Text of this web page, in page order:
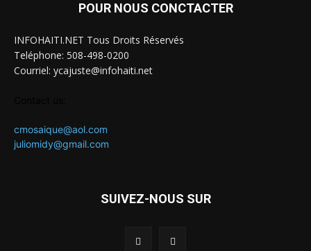
POUR NOUS CONCTACTER
INFOHAITI.NET Tous Droits Réservés
Teléphone: 508-498-0200
Courriel: ycajuste@infohaiti.net
cmosaique@aol.com
juliomidy@gmail.com
SUIVEZ-NOUS SUR